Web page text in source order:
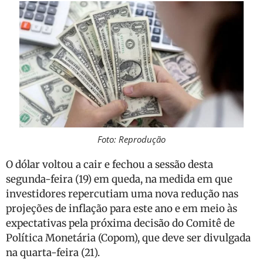
Foto: Reprodução
O dólar voltou a cair e fechou a sessão desta
segunda-feira (19) em queda, na medida em que
investidores repercutiam uma nova redução nas
projeções de inflação para este ano e em meio às
expectativas pela próxima decisão do Comitê de
Política Monetária (Copom), que deve ser divulgada
na quarta-feira (21).